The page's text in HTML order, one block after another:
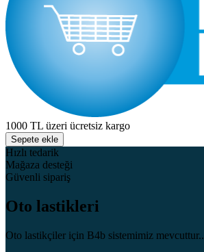
1000 TL üzeri ücretsiz kargo
Sepete ekle
Hızlı tedarik
Mağaza desteği
Güvenli sipariş
Oto lastikleri
Oto lastikçiler için B4b sistemimiz mevcuttur..